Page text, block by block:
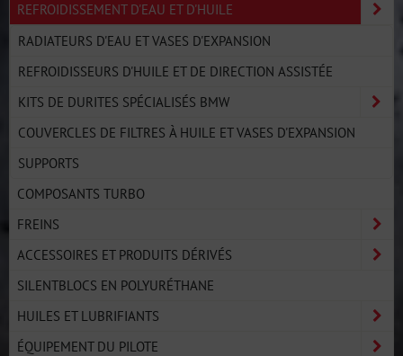
REFROIDISSEMENT D'EAU ET D'HUILE
RADIATEURS D'EAU ET VASES D'EXPANSION
REFROIDISSEURS D'HUILE ET DE DIRECTION ASSISTÉE
KITS DE DURITES SPÉCIALISÉS BMW
COUVERCLES DE FILTRES À HUILE ET VASES D'EXPANSION
SUPPORTS
COMPOSANTS TURBO
FREINS
ACCESSOIRES ET PRODUITS DÉRIVÉS
SILENTBLOCS EN POLYURÉTHANE
HUILES ET LUBRIFIANTS
ÉQUIPEMENT DU PILOTE